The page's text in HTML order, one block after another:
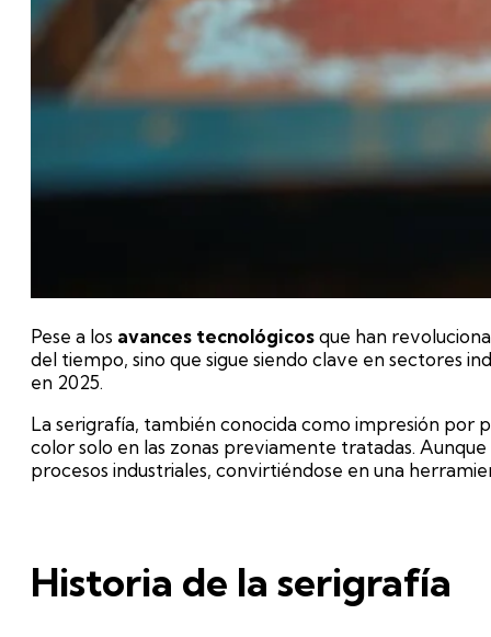
Pese a los avances tecnológicosque han
del tiempo, sino que sigue siendo clave en sectores
en 2025.
La serigrafía, también conocida como impresión por
color solo en las zonas previamente tratadas.
procesos industriales, convirtiéndose en una
Historia de la serigrafía